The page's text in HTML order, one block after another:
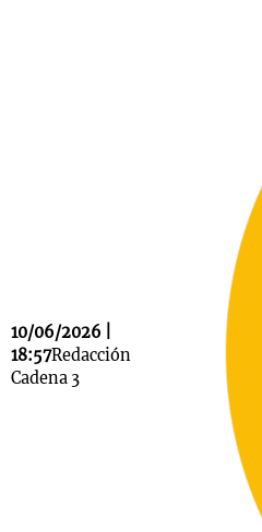
10/06/2026 |
18:57Redacción
Cadena 3